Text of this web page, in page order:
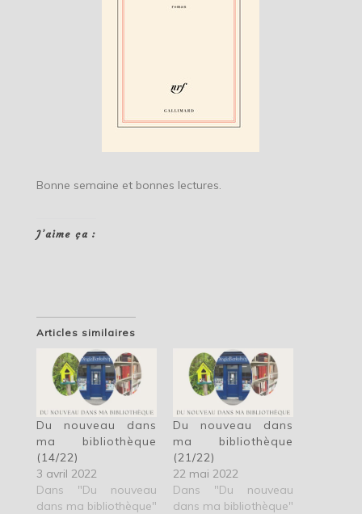
Bonne semaine et bonnes lectures.
J’aime ça :
Articles similaires
Du nouveau dans
ma bibliothèque
(14/22)
3 avril 2022
Dans "Du nouveau
dans ma bibliothèque"
Du nouveau dans
ma bibliothèque
(21/22)
22 mai 2022
Dans "Du nouveau
dans ma bibliothèque"